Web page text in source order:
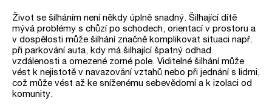
Život se šilháním není někdy úplně snadný. Šilhající dítě
mývá problémy s chůzí po schodech, orientací v prostoru a
v dospělosti může šilhání značně komplikovat situaci např.
při parkování auta, kdy má šilhající špatný odhad
vzdálenosti a omezené zorné pole. Viditelné šilhání může
vést k nejistotě v navazování vztahů nebo při jednání s lidmi,
což může vést až ke sníženému sebevědomí a k izolaci od
komunity.